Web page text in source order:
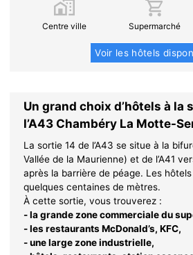
Centre ville Supermarché
Voir les hôtels
Un grand choix d’hôtels à la
l’A43 Chambéry La Motte-
La sortie 14 de l’A43 se situe à la
Vallée de la Maurienne) et de l’A41
après la barrière de péage. Les hôtels
quelques centaines de mètres.
À cette sortie, vous trouverez :
- la grande zone commerciale du
- les restaurants McDonald’s, KFC,
- une large zone industrielle,